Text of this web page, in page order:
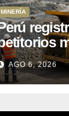
MINERÍA
AGO 6, 2026